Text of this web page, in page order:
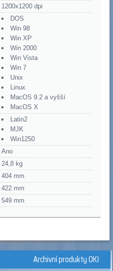
1200x1200 dpi
DOS
Win 98
Win XP
Win 2000
Win Vista
Win 7
Unix
Linux
MacOS 9.2 a vyšší
MacOS X
Latin2
MJK
Win1250
Ano
24,8 kg
404 mm
422 mm
549 mm
Archivní produkty OKI